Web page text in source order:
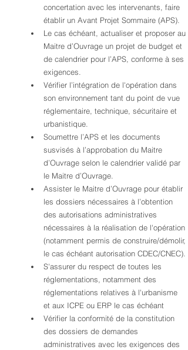
concertation avec les intervenants, faire
établir un Avant Projet Sommaire (APS).
Le cas échéant, actualiser et proposer au
Maitre d’Ouvrage un projet de budget et
de calendrier pour l’APS, conforme à ses
exigences.
Vérifier l’intégration de l'opération dans
son environnement tant du point de vue
réglementaire, technique, sécuritaire et
urbanistique.
Soumettre l’APS et les documents
susvisés à l’approbation du Maitre
d’Ouvrage selon le calendrier validé par
le Maitre d’Ouvrage.
Assister le Maitre d’Ouvrage pour établir
les dossiers nécessaires à l’obtention
des autorisations administratives
nécessaires à la réalisation de l'opération
(notamment permis de construire/démolir,
le cas échéant autorisation CDEC/CNEC).
S'assurer du respect de toutes les
réglementations, notamment des
réglementations relatives à l'urbanisme
et aux ICPE ou ERP le cas échéant
Vérifier la conformité de la constitution
des dossiers de demandes
administratives avec les exigences des